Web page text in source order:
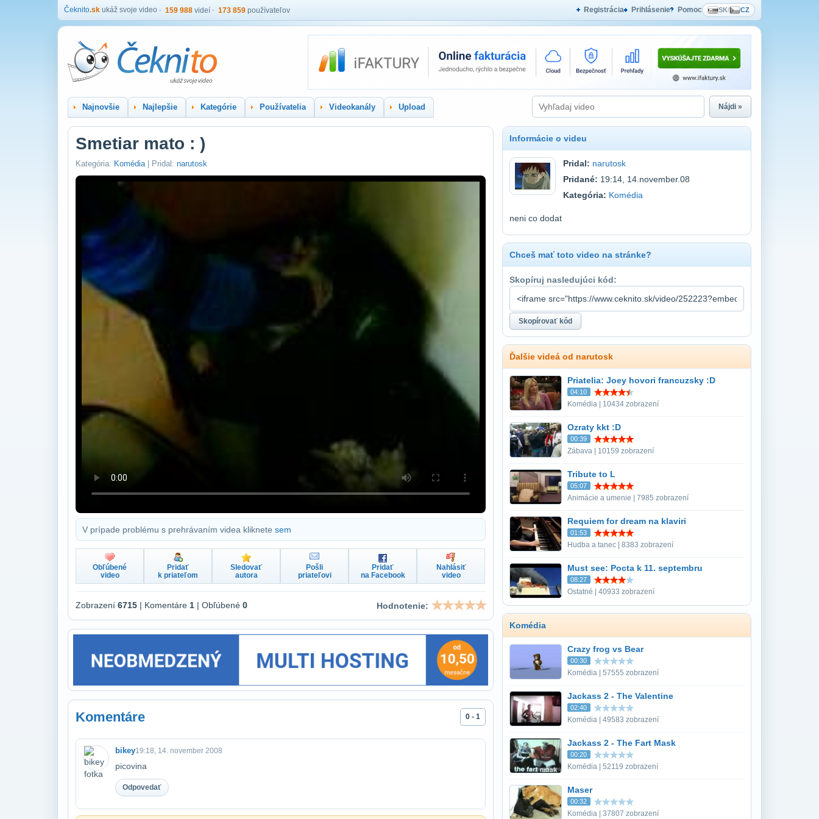
Čeknito.sk ukáž svoje video 159 988 videí 173 859 používateľov Registrácia Prihlásenie Pomoc SK/ CZ
Najnovšie Najlepšie Kategórie Používatelia Videokanály Upload Nájdi »
Smetiar mato : )
Kategória: Komédia| Pridal: narutosk
V prípade problému s prehrávaním videa kliknete sem
Obľúbené
video
Pridať
k priateľom
Sledovať
autora
Pošli
priateľovi
Pridať
na Facebook
Nahlásiť
video
Zobrazení 6715 | Komentáre 1 | Obľúbené 0 Hodnotenie:
Komentáre 0 - 1
bikey19:18, 14. november 2008
picovina
Odpovedať
Informácie o videu
Pridal: narutosk
Pridané: 19:14, 14.november.08
Kategória: Komédia
neni co dodat
Chceš mať toto video na stránke?
Skopíruj nasledujúci kód:
Ďalšie videá od narutosk
Priatelia: Joey hovori francuzsky :D
04:10
Komédia | 10434 zobrazení
Ozraty kkt :D
00:39
Zábava | 10159 zobrazení
Tribute to L
05:07
Animácie a umenie | 7985 zobrazení
Requiem for dream na klaviri
01:53
Hudba a tanec | 8383 zobrazení
Must see: Pocta k 11. septembru
08:27
Ostatné | 40933 zobrazení
Komédia
Crazy frog vs Bear
00:30
Komédia | 57555 zobrazení
Jackass 2 - The Valentine
02:40
Komédia | 49583 zobrazení
Jackass 2 - The Fart Mask
00:20
Komédia | 52119 zobrazení
Maser
00:32
Komédia | 37807 zobrazení